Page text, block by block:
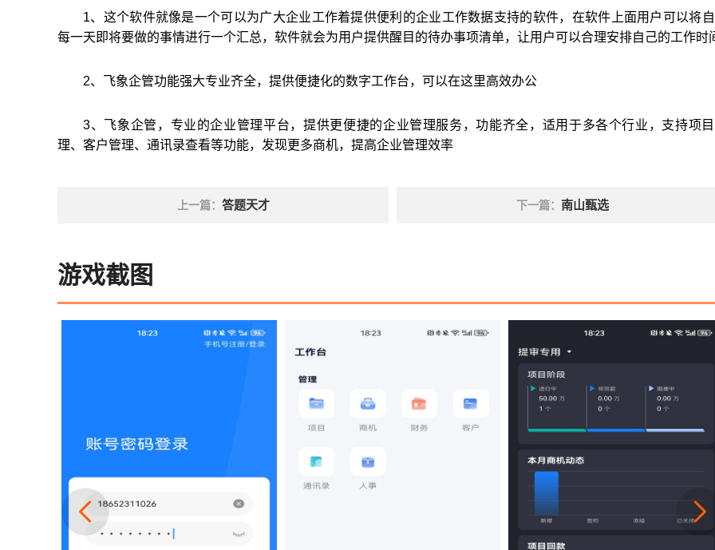
1、这个软件就像是一个可以为广大企业工作着提供便利的企业工作数据支持的软件，在软件上面用户可以将
每一天即将要做的事情进行一个汇总，软件就会为用户提供醒目的待办事项清单，让用户可以合理安排自己的工作时
2、飞象企管功能强大专业齐全，提供便捷化的数字工作台，可以在这里高效办公
3、飞象企管，专业的企业管理平台，提供更便捷的企业管理服务，功能齐全，适用于多各个行业，支持项
理、客户管理、通讯录查看等功能，发现更多商机，提高企业管理效率
上一篇： 答题天才 下一篇： 南山甄选
游戏截图